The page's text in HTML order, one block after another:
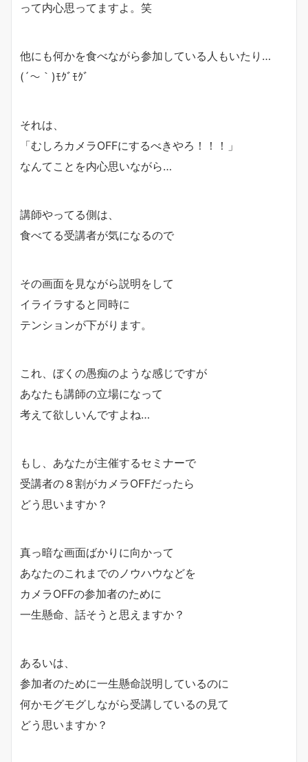
って内心思ってますよ。笑
他にも何かを食べながら参加している人もいたり…
(´～｀)ﾓｸﾞﾓｸﾞ
それは、
「むしろカメラOFFにするべきやろ！！！」
なんてことを内心思いながら…
講師やってる側は、
食べてる受講者が気になるので
その画面を見ながら説明をして
イライラすると同時に
テンションが下がります。
これ、ぼくの愚痴のような感じですが
あなたも講師の立場になって
考えて欲しいんですよね…
もし、あなたが主催するセミナーで
受講者の８割がカメラOFFだったら
どう思いますか？
真っ暗な画面ばかりに向かって
あなたのこれまでのノウハウなどを
カメラOFFの参加者のために
一生懸命、話そうと思えますか？
あるいは、
参加者のために一生懸命説明しているのに
何かモグモグしながら受講しているの見て
どう思いますか？